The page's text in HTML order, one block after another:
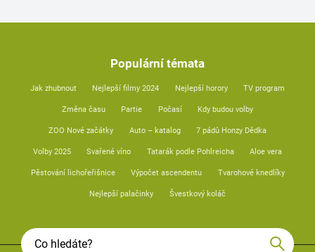
Populární témata
Jak zhubnout Nejlepší filmy 2024 Nejlepší horory TV program
Změna času Partie Počasí Kdy budou volby
ZOO Nové začátky Auto – katalog 7 pádů Honzy Dědka
Volby 2025 Svařené víno Tatarák podle Pohlreicha Aloe vera
Pěstování lichořeřišnice Výpočet ascendentu Tvarohové knedlíky
Nejlepší palačinky Švestkový koláč